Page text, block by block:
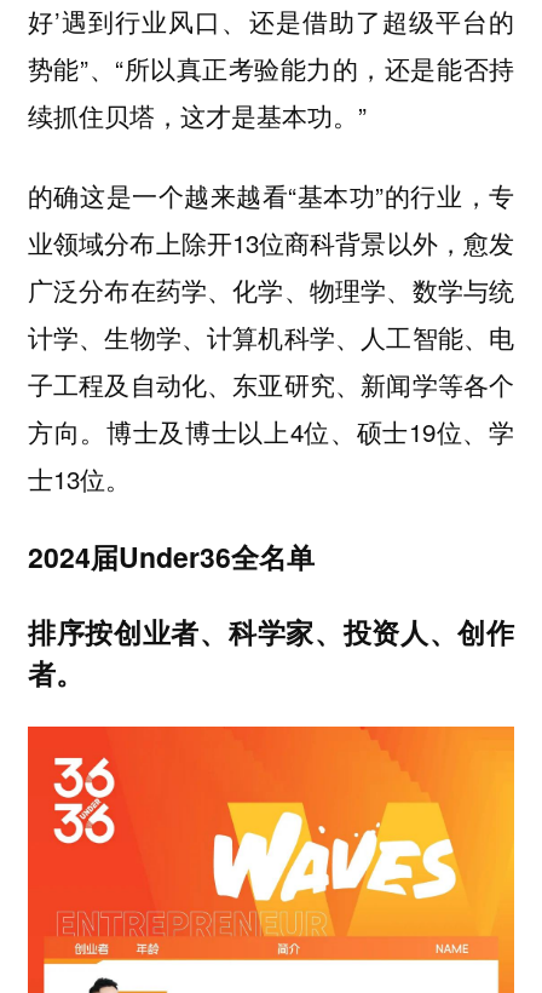
好’遇到行业风口、还是借助了超级平台的
势能”、“所以真正考验能力的，还是能否持
续抓住贝塔，这才是基本功。”
的确这是一个越来越看“基本功”的行业，专
业领域分布上除开13位商科背景以外，愈发
广泛分布在药学、化学、物理学、数学与统
计学、生物学、计算机科学、人工智能、电
子工程及自动化、东亚研究、新闻学等各个
方向。博士及博士以上4位、硕士19位、学
士13位。
2024届Under36全名单
排序按创业者、科学家、投资人、创作
者。